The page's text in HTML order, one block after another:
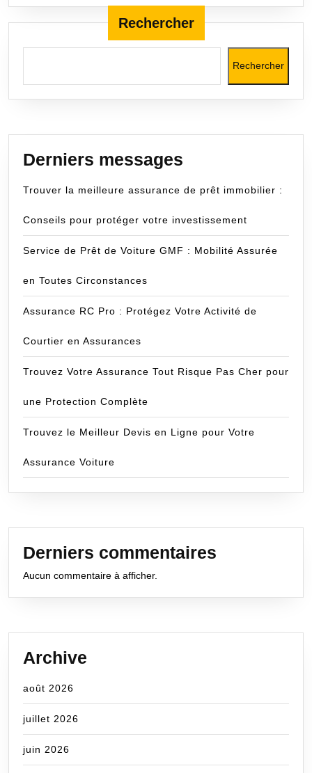
Rechercher
Rechercher
Derniers messages
Trouver la meilleure assurance de prêt immobilier :
Conseils pour protéger votre investissement
Service de Prêt de Voiture GMF : Mobilité Assurée
en Toutes Circonstances
Assurance RC Pro : Protégez Votre Activité de
Courtier en Assurances
Trouvez Votre Assurance Tout Risque Pas Cher pour
une Protection Complète
Trouvez le Meilleur Devis en Ligne pour Votre
Assurance Voiture
Derniers commentaires
Aucun commentaire à afficher.
Archive
août 2026
juillet 2026
juin 2026